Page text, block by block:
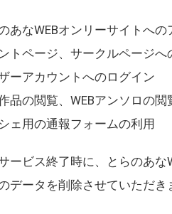
あなWEBオンリーサイトへの
トページ、サークルページへ
ーアカウントへのログイン
品の閲覧、WEBアンソロの閲
ェ用の通報フォームの利用
ービス終了時に、とらのあ
データを削除させていただき